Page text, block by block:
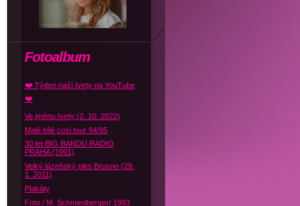
Fotoalbum
❤️ Týden naší Ivety na YouTube
❤️
Ve jménu Ivety (2. 10. 2022)
Malé bílé cosi tour 94/95
30 let BIG BANDU RADIO
PRAHA (1991)
Velký lázeňský ples Brusno (29.
1. 2011)
Plakáty
Foto / M. Schmiedberger/ 1993